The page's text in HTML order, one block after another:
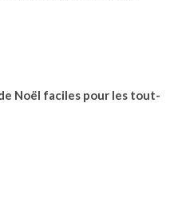
Noël faciles pour les tout-